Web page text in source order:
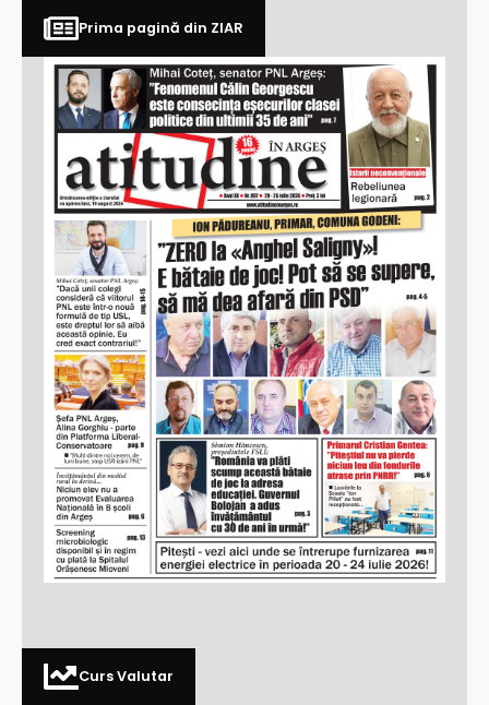
Prima pagină din ZIAR
Curs Valutar